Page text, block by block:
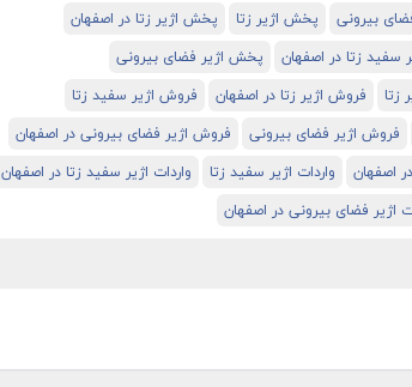
بیرونی پخش اژیر زتا
پخش اژیر زتا در اصفهان
سفید زتا در اصفهان
پخش اژیر فضای بیرونی
زتا فروش اژیر زتا در اصفهان
فروش اژیر سفید زتا
فروش اژیر فضای بیرونی
فروش اژیر فضای بیرونی در اصفهان
اصفهان واردات اژیر سفید زتا
واردات اژیر سفید زتا در اصفهان
اژیر فضای بیرونی در اصفهان